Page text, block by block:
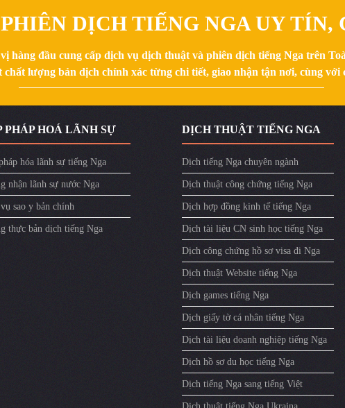
DỊCH TIẾNG NGA UY TÍN,
hàng đầu cung cấp dịch vụ dịch thuật và phiên dịch tiếng Nga trên
chất lượng bản dịch chính xác từng chi tiết, giao nhận tận nơi, cùng
PHÁP HOÁ LÃNH SỰ
hóa lãnh sự tiếng Nga
nhận lãnh sự nước Nga
sao y bản chính
thực bản dịch tiếng Nga
DỊCH THUẬT TIẾNG NGA
Dịch tiếng Nga chuyên ngành
Dịch thuật công chứng tiếng Nga
Dịch hợp đồng kinh tế tiếng Nga
Dịch tài liệu CN sinh học tiếng Nga
Dịch công chứng hồ sơ visa đi Nga
Dịch thuật Website tiếng Nga
Dịch games tiếng Nga
Dịch giấy tờ cá nhân tiếng Nga
Dịch tài liệu doanh nghiệp tiếng Nga
Dịch hồ sơ du học tiếng Nga
Dịch tiếng Nga sang tiếng Việt